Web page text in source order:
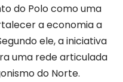
do Polo como uma
a economia a
ele, a iniciativa
uma rede articulada
do Norte.